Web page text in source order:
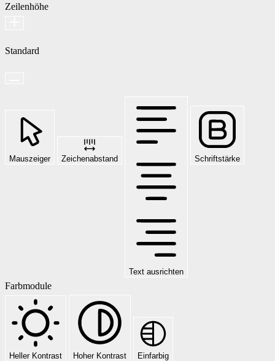
Zeilenhöhe
Standard
Mauszeiger Zeichenabstand
Text ausrichten
Schriftstärke
Farbmodule
Heller Kontrast Hoher Kontrast Einfarbig